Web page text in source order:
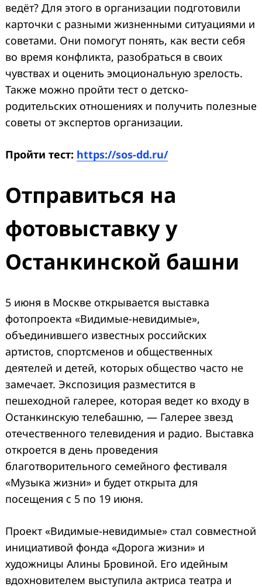
ведёт? Для этого в организации подготовили
карточки с разными жизненными ситуациями и
советами. Они помогут понять, как вести себя
во время конфликта, разобраться в своих
чувствах и оценить эмоциональную зрелость.
Также можно пройти тест о детско-
родительских отношениях и получить полезные
советы от экспертов организации.
Пройти тест: https://sos-dd.ru/
Отправиться на
фотовыставку у
Останкинской башни
5 июня в Москве открывается выставка
фотопроекта «Видимые-невидимые»,
объединившего известных российских
артистов, спортсменов и общественных
деятелей и детей, которых общество часто не
замечает. Экспозиция разместится в
пешеходной галерее, которая ведет ко входу в
Останкинскую телебашню, — Галерее звезд
отечественного телевидения и радио. Выставка
откроется в день проведения
благотворительного семейного фестиваля
«Музыка жизни» и будет открыта для
посещения с 5 по 19 июня.
Проект «Видимые-невидимые» стал совместной
инициативой фонда «Дорога жизни» и
художницы Алины Бровиной. Его идейным
вдохновителем выступила актриса театра и